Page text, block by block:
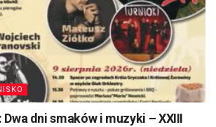
dni smaków i muzyki – XXIII